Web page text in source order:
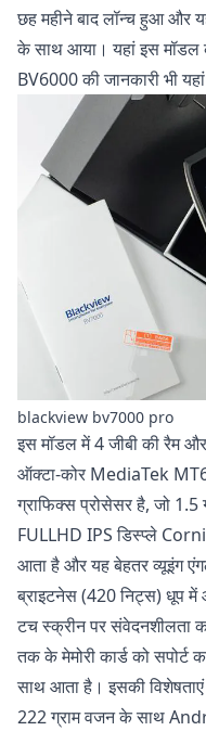
छह महीने बाद लॉन्च हुआ और
के साथ आया। यहां इस मॉडल
BV6000 की जानकारी भीयहां
blackview bv7000 pro
इस मॉडल में 4 जीबी की रैम और
ऑक्टा-कोर MediaTek
ग्राफिक्स प्रोसेसर है, जो 1.5
FULLHD IPS डिस्प्ले
आता है और यह बेहतर व्यूइंग
ब्राइटनेस (420 निट्स) धूप में
टच स्क्रीन पर संवेदनशीलता
तक के मेमोरी कार्ड को
साथ आता है। इसकी
222 ग्राम वजन के साथ